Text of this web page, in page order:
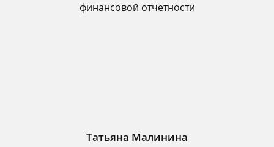
финансовой отчетности
Татьяна Малинина